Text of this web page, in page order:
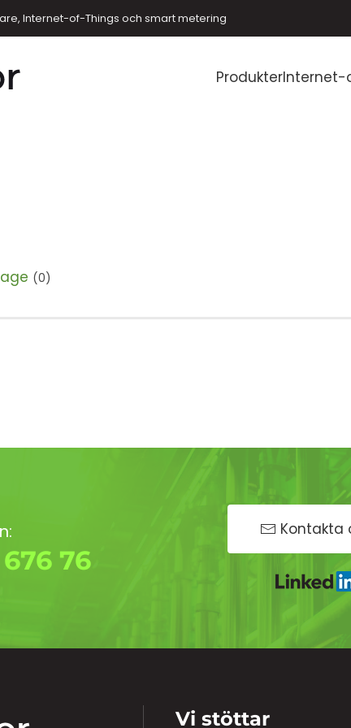
Internet-of-Things och smart metering
ProdukterInternet-
(0)
76
Kontakta
Vi stöttar